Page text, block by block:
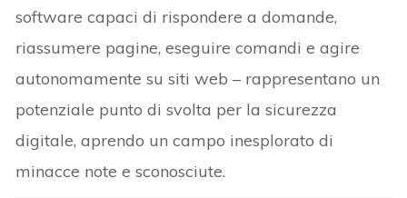
software capaci di rispondere a domande,
riassumere pagine, eseguire comandi e agire
autonomamente su siti web – rappresentano un
potenziale punto di svolta per la sicurezza
digitale, aprendo un campo inesplorato di
minacce note e sconosciute.